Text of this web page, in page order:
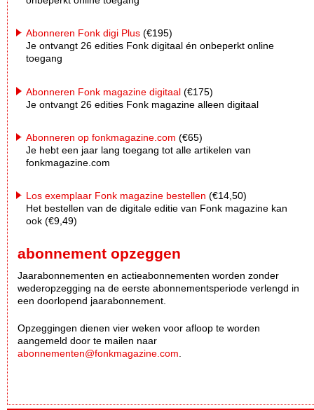
Abonneren Fonk digi Plus (€195)
Je ontvangt 26 edities Fonk digitaal én onbeperkt online
toegang
Abonneren Fonk magazine digitaal (€175)
Je ontvangt 26 edities Fonk magazine alleen digitaal
Abonneren op fonkmagazine.com (€65)
Je hebt een jaar lang toegang tot alle artikelen van
fonkmagazine.com
Los exemplaar Fonk magazine bestellen (€14,50)
Het bestellen van de digitale editie van Fonk magazine kan
ook (€9,49)
abonnement opzeggen
Jaarabonnementen en actieabonnementen worden zonder
wederopzegging na de eerste abonnementsperiode verlengd in
een doorlopend jaarabonnement.
Opzeggingen dienen vier weken voor afloop te worden
aangemeld door te mailen naar
abonnementen@fonkmagazine.com